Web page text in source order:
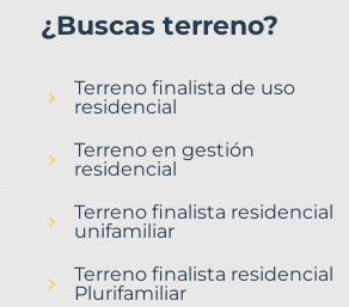
¿Buscas terreno?
Terreno finalista de uso
residencial
Terreno en gestión
residencial
Terreno finalista residencial
unifamiliar
Terreno finalista residencial
Plurifamiliar